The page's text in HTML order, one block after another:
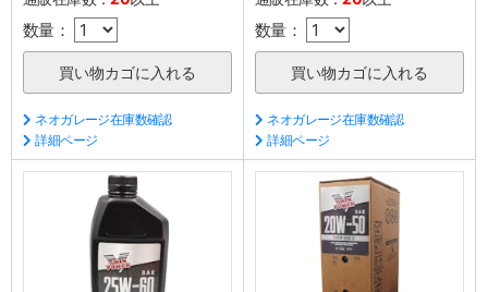
数量：
ネオガレージ在庫数確認
詳細ページ
数量：
ネオガレージ在庫数確認
詳細ページ